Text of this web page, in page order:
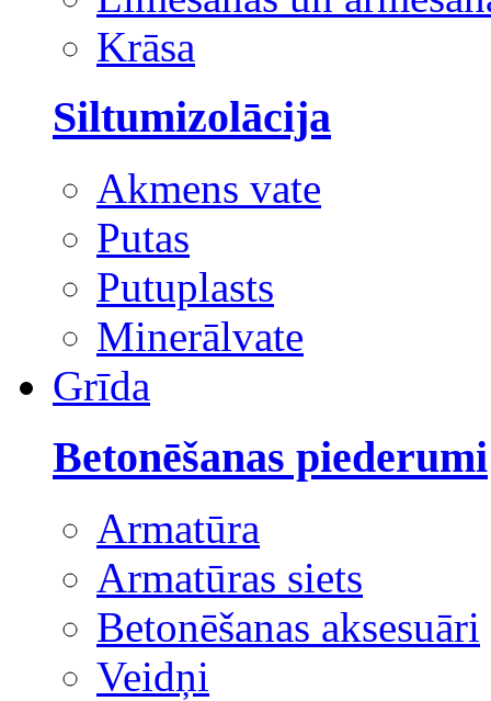
Krāsa
Siltumizolācija
Akmens vate
Putas
Putuplasts
Minerālvate
Grīda
Betonēšanas piederumi
Armatūra
Armatūras siets
Betonēšanas aksesuāri
Veidņi